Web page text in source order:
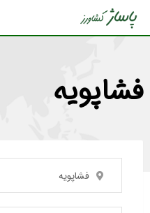
فشاپویه
فشاپویه